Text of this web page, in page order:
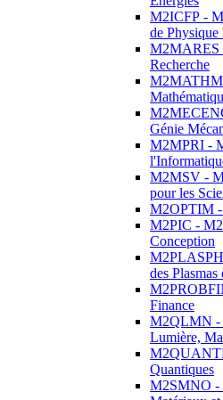
M2ICFP -
de Physique
M2MARES
Recherche
Génie
M2MPRI -
M2MSV -
pour les
M2OPTIM
M2PIC -
Conception
des
Finance
M2QLMN -
Lumière,
Quantiques
M2SMNO -